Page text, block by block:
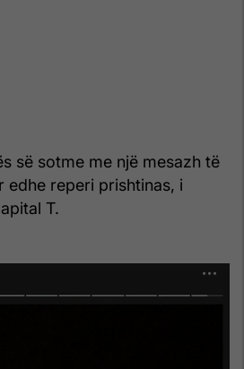
së sotme me një mesazh të
edhe reperi prishtinas, i
T.